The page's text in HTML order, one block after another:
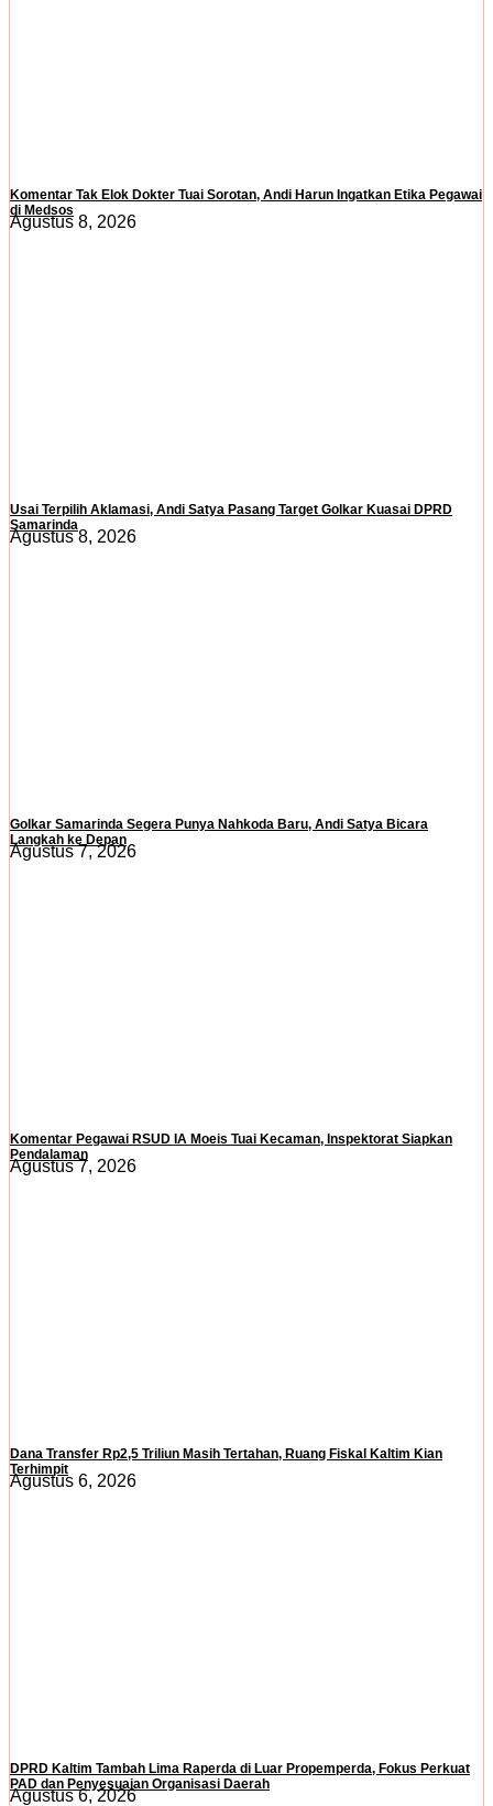
Komentar Tak Elok Dokter Tuai Sorotan, Andi Harun Ingatkan Etika Pegawai
di Medsos
Agustus 8, 2026
Usai Terpilih Aklamasi, Andi Satya Pasang Target Golkar Kuasai DPRD
Samarinda
Agustus 8, 2026
Golkar Samarinda Segera Punya Nahkoda Baru, Andi Satya Bicara
Langkah ke Depan
Agustus 7, 2026
Komentar Pegawai RSUD IA Moeis Tuai Kecaman, Inspektorat Siapkan
Pendalaman
Agustus 7, 2026
Dana Transfer Rp2,5 Triliun Masih Tertahan, Ruang Fiskal Kaltim Kian
Terhimpit
Agustus 6, 2026
DPRD Kaltim Tambah Lima Raperda di Luar Propemperda, Fokus Perkuat
PAD dan Penyesuaian Organisasi Daerah
Agustus 6, 2026